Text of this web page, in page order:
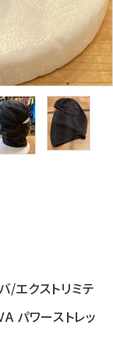
クストリミテ
パワーストレッ